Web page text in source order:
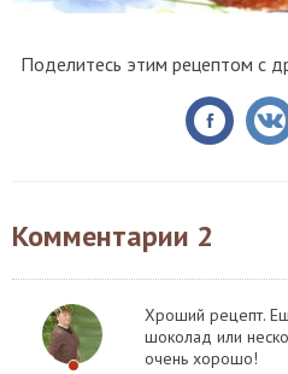
Поделитесь этим рецептом с
Комментарии 2
Хроший рецепт.
шоколад или
очень хорошо!